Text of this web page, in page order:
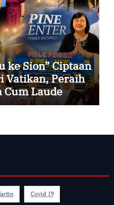
ke Sion” Ciptaan
Vatikan, Peraih
Laude
Covid 19